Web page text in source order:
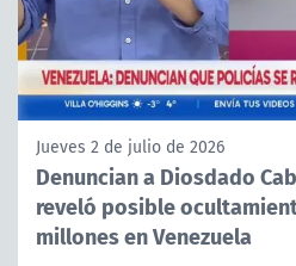
Jueves 2 de julio de 2026
Denuncian a Diosdado
reveló posible
millones en Venezuela